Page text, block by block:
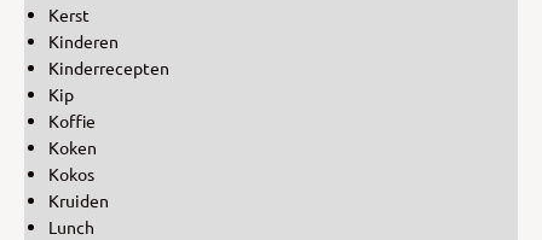
Kerst
Kinderen
Kinderrecepten
Kip
Koffie
Koken
Kokos
Kruiden
Lunch